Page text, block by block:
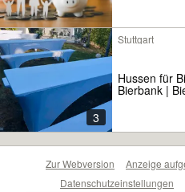
3
Stuttgart
Hussen für
Bierbank |
Zur Webversion Anzeige
Datenschutzeinstellungen